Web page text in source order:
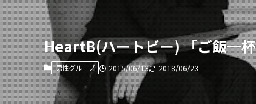
HeartB(ハートビー) 「ご飯一
男性グループ 2015/06/13 2018/06/23